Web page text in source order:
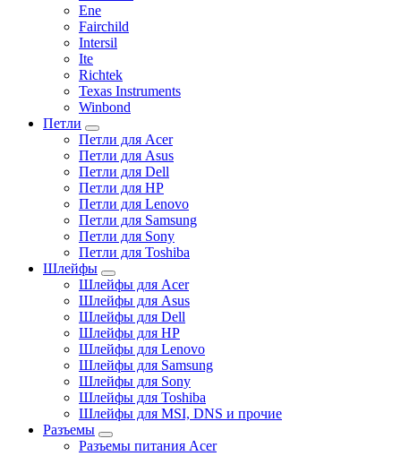
Ene
Fairchild
Intersil
Ite
Richtek
Texas Instruments
Winbond
Петли
Петли для Acer
Петли для Asus
Петли для Dell
Петли для HP
Петли для Lenovo
Петли для Samsung
Петли для Sony
Петли для Toshiba
Шлейфы
Шлейфы для Acer
Шлейфы для Asus
Шлейфы для Dell
Шлейфы для HP
Шлейфы для Lenovo
Шлейфы для Samsung
Шлейфы для Sony
Шлейфы для Toshiba
Шлейфы для MSI, DNS и прочие
Разъемы
Разъемы питания Acer